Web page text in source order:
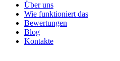
Über uns
Wie funktioniert das
Bewertungen
Blog
Kontakte